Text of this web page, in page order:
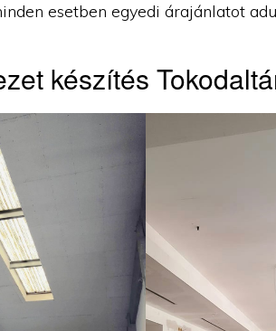
esetben egyedi árajánlatot
készítés